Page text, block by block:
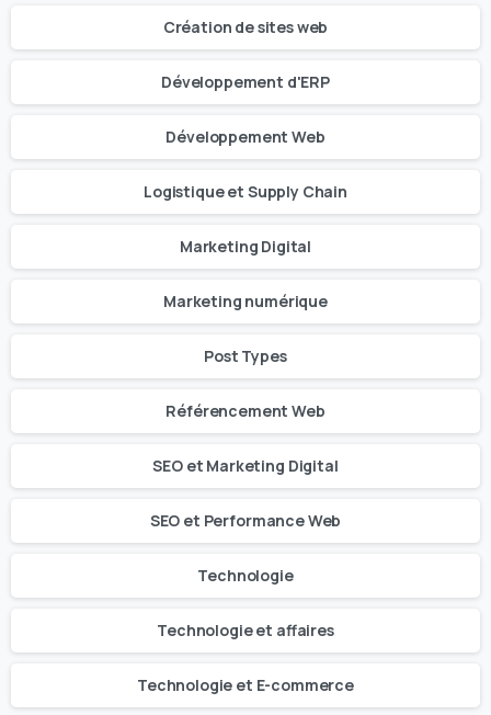
Création de sites web
Développement d'ERP
Développement Web
Logistique et Supply Chain
Marketing Digital
Marketing numérique
Post Types
Référencement Web
SEO et Marketing Digital
SEO et Performance Web
Technologie
Technologie et affaires
Technologie et E-commerce